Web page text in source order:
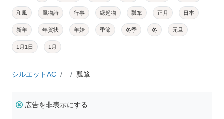
和風 風物詩 行事 縁起物 瓢箪 正月 日本
新年 年賀状 年始 季節 冬季 冬 元旦
1月1日 1月
シルエットAC 瓢箪
広告を非表示にする